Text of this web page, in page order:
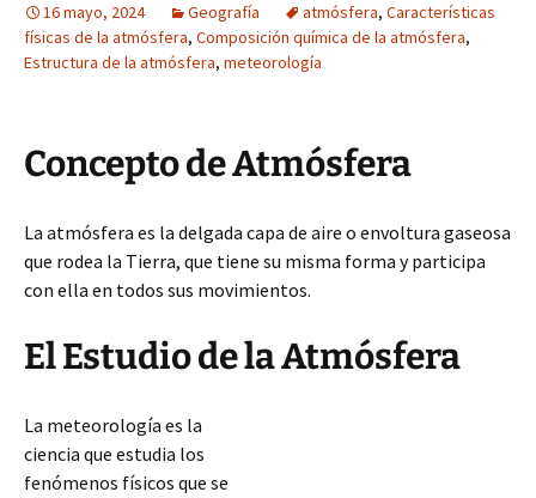
16 mayo, 2024 Geografía atmósfera, Características
físicas de la atmósfera, Composición química de la atmósfera,
Estructura de la atmósfera, meteorología
Concepto de Atmósfera
La atmósfera es la delgada capa de aire o envoltura gaseosa
que rodea la Tierra, que tiene su misma forma y participa
con ella en todos sus movimientos.
El Estudio de la Atmósfera
La meteorología es la
ciencia que estudia los
fenómenos físicos que se